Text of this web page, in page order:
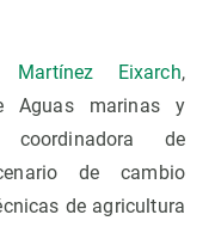
Martínez Eixarch,
Aguas marinas y
de
de cambio
de agricultura